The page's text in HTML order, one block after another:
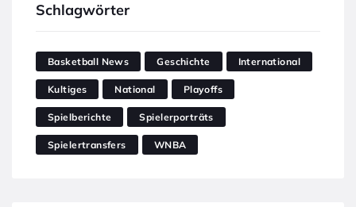
Schlagwörter
Basketball News Geschichte International
Kultiges National Playoffs
Spielberichte Spielerporträts
Spielertransfers WNBA